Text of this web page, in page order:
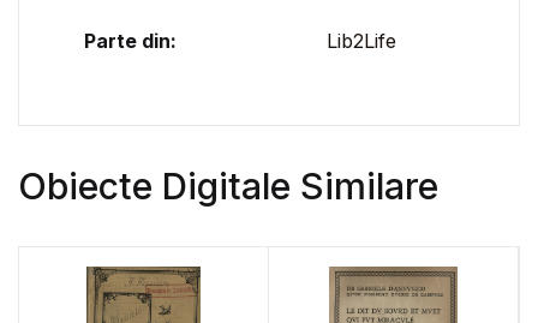
Parte din: Lib2Life
Obiecte Digitale Similare